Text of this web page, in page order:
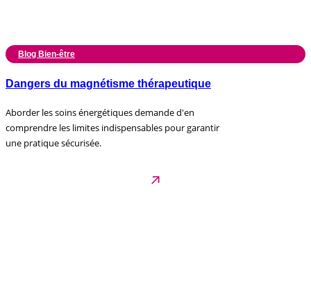
Blog Bien-être
Dangers du magnétisme thérapeutique
Aborder les soins énergétiques demande d'en
comprendre les limites indispensables pour garantir
une pratique sécurisée.